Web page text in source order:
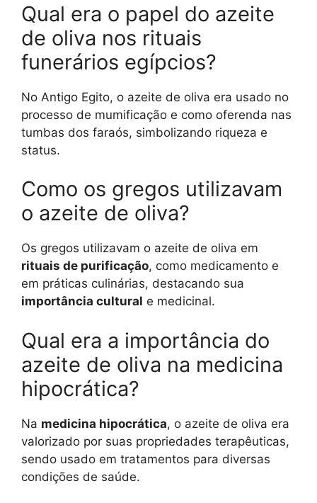
Qual era o papel do azeite
de oliva nos rituais
funerários egípcios?
No Antigo Egito, o azeite de oliva era usado no
processo de mumificação e como oferenda nas
tumbas dos faraós, simbolizando riqueza e
status.
Como os gregos utilizavam
o azeite de oliva?
Os gregos utilizavam o azeite de oliva em
rituais de purificação, como medicamento e
em práticas culinárias, destacando sua
importância cultural e medicinal.
Qual era a importância do
azeite de oliva na medicina
hipocrática?
Na medicina hipocrática, o azeite de oliva era
valorizado por suas propriedades terapêuticas,
sendo usado em tratamentos para diversas
condições de saúde.